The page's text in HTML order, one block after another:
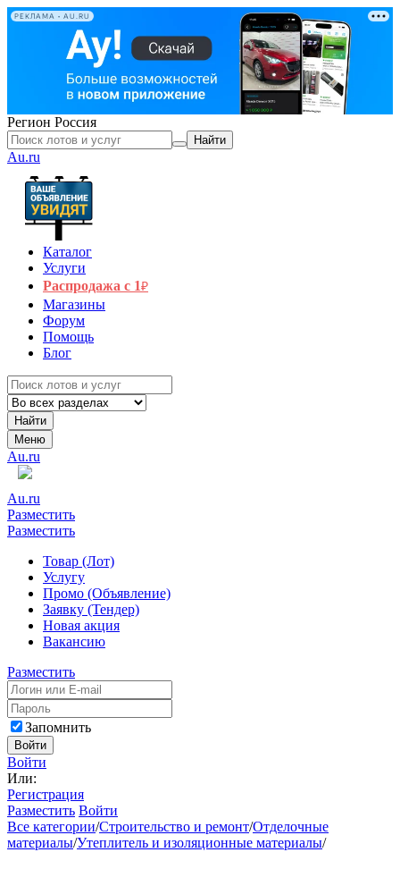
РЕКЛАМА • AU.RU
Регион Россия
Найти
Au.ru
Каталог
Услуги
Распродажа с 1₽
Магазины
Форум
Помощь
Блог
Найти
Меню
Au.ru
Au.ru
Разместить
Разместить
Товар (Лот)
Услугу
Промо (Объявление)
Заявку (Тендер)
Новая акция
Вакансию
Разместить
Запомнить
Войти
Войти
Или:
Регистрация
Разместить Войти
Все категории/Строительство и ремонт/Отделочные
материалы/Утеплитель и изоляционные материалы/